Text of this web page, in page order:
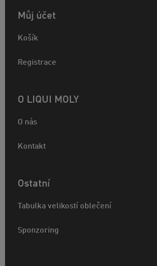
Můj účet
Košík
Registrace
O LIQUI MOLY
O nás
Kontakt
Ostatní
Tabulka velikostí oblečení
Sponzoring